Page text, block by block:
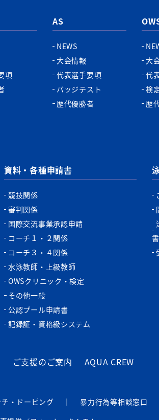
項
AS
NEWS
大会情報
代表選手要項
バッジテスト
歴代優勝者
大
代
検
歴
資料・各種申請書
競技関係
審判関係
国際交流事業承認申請
コーチ１・２関係
コーチ３・４関係
水泳教師・上級教師
OWSクリニック・検定
その他一般
公認プール申請書
記録証・資格級システム
書
ご支援のご案内 AQUA CREW
チ・ドーピング ｜ 暴⼒⾏為等相談窓⼝